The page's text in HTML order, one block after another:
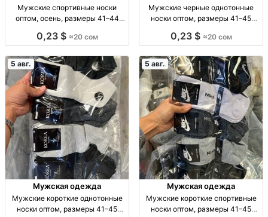
Мужские спортивные носки
оптом, осень, размеры 41–44
44, уп. 10 шт., опт.
0,23 $ ≈20 сом
Мужские черные однотонные
носки оптом, размеры 41–45
41–45, уп. 10 пар, опт.
0,23 $ ≈20 сом
5 авг.
Мужская одежда
Мужские короткие однотонные
носки оптом, размеры 41–45
5 авг.
Мужская одежда
Мужские короткие спортивные
носки оптом, размеры 41–45